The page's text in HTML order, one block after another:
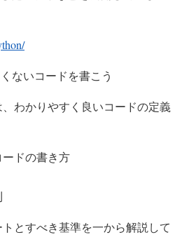
ないコードを書こう
、わかりやすく良いコードの定義
ドの書き方
とすべき基準を一から解説して